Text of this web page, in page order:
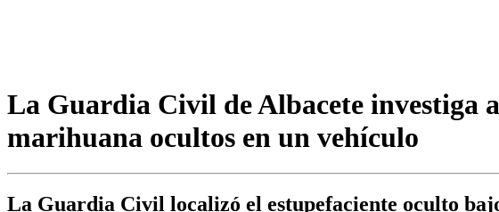
La Guardia Civil de Albacete investiga
marihuana ocultos en un vehículo
La Guardia Civil localizó el estupefaciente oculto